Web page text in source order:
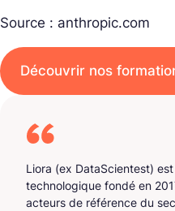
Source : anthropic.com
Découvrir nos
Liora (ex DataScientest)
technologique fondé en
acteurs de référence du